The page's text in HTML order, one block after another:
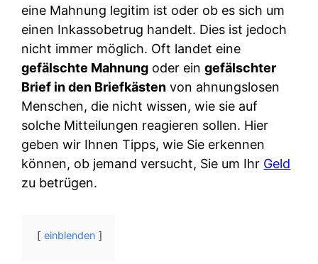
eine Mahnung legitim ist oder ob es sich um
einen Inkassobetrug handelt. Dies ist jedoch
nicht immer möglich. Oft landet eine
gefälschte Mahnung oder eingefälschter
Brief in den Briefkästen von ahnungslosen
Menschen, die nicht wissen, wie sie auf
solche Mitteilungen reagieren sollen. Hier
geben wir Ihnen Tipps, wie Sie erkennen
können, ob jemand versucht, Sie um Ihr Geld
zu betrügen.
einblenden